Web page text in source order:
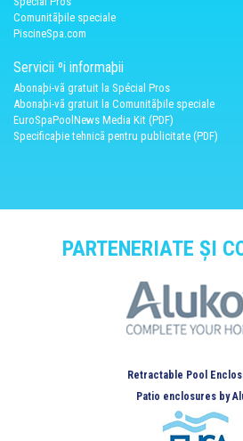
Comunitãþile speciale
PiscineSpa.com
Servicii ºi informaþii
Abonaþi-vã gratuit la Spécial Pros
Abonaþi-vã gratuit la Comunitãþile speciale
EuroSpaPoolNews Media Kit (PDF)
Specificaþie tehnicã pentru publicitate (PDF)
PARTENERIATE ȘI
Retractable Pool
Patio enclosures by